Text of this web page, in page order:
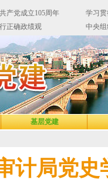
基层党建
计局党史